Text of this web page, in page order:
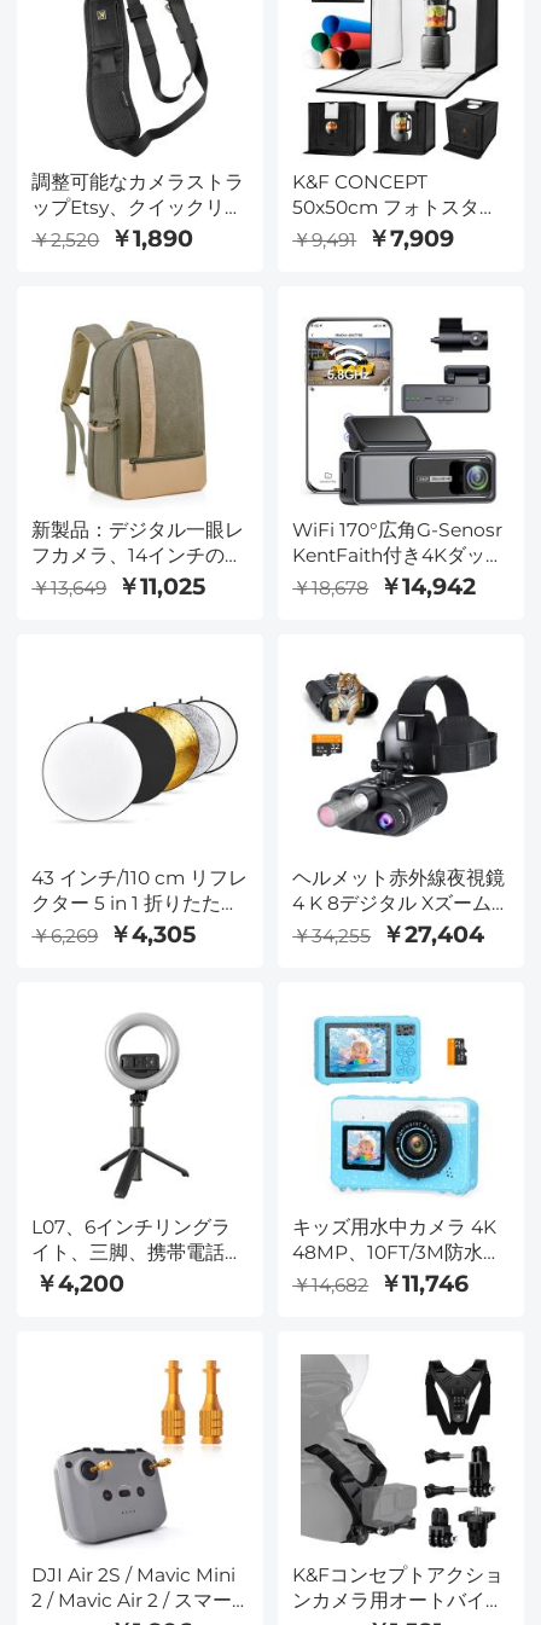
調整可能なカメラストラ
ップEtsy、クイックリリ
ースと安全テザー付きの
カメラネックストラッ
メラに適しています
￥2,520 ￥1,890
K&F CONCEPT
50x50cm フォトスタジ
オライトボックス、
40W LEDライトボック
5600K、ポータブル折り
たたみ式フォトボック
ス、6種類の背景付き
（商品撮影/靴/ノートパ
ソコン/カメラ用）
￥9,491 ￥7,909
新製品：デジタル一眼レ
フカメラ、14インチのラ
ップトップ、レンズ用の
レインカバー付き、スタ
￥13,649 ￥11,025
WiFi 170°広角G-Senosr
KentFaith付き4Kダッシ
ュカム前後
￥18,678 ￥14,942
43 インチ/110 cm リフレ
クター 5 in 1 折りたたみ
式マルチディスク ベル
ジオの照明や屋外の照明
に適しています。
￥6,269 ￥4,305
ヘルメット赤外線夜視鏡
4 K 8デジタル Xズーム
懐中電灯32 GB
￥34,255 ￥27,404
L07、6インチリングラ
イト、三脚、携帯電話ホ
ルダー、Bluetoothリモ
コン、3 in 1ポータブル
色、YouTube、ビデオ、
TikTok、ライブメイクに
￥4,200
キッズ用水中カメラ 4K
48MP、10FT/3M防水、
デュアルスクリーン、シ
ュノーケリング・スイミ
￥14,682 ￥11,746
DJI Air 2S / Mavic Mini
2 / Mavic Air 2 / スマー
K&Fコンセプトアクショ
ンカメラ用オートバイダ